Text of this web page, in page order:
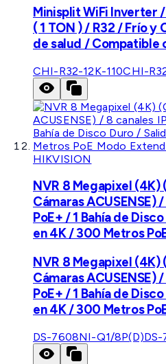
Minisplit WiFi Inverter
( 1 TON ) / R32 / Frío y
de salud / Compatible
CHI-R32-12K-110CHI-
HIKVISION
NVR 8 Megapixel
Cámaras ACUSENSE)
PoE+ / 1 Bahía de
en 4K / 300 Metros
NVR 8 Megapixel
Cámaras ACUSENSE)
PoE+ / 1 Bahía de
en 4K / 300 Metros
DS-7608NI-Q1/8P(D)